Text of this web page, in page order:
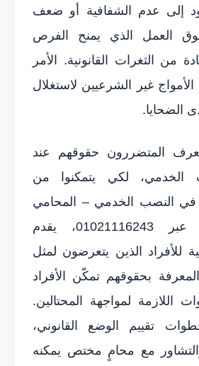
إلى عدم الشفافية أو ضعف
العمل الذي يمنح الفرص
من الثغرات القانونية. الأمر
غير الشرعيين لاستغلال
الضحايا.
المتضررون حقوقهم عند
الخدمي، لكي يتمكنوا من
في النصب الخدمي – المحامي
محمود شمس عبر 01021116243، يقدم
للأفراد الذين يتعرضون لمثل
بحقوقهم تمكّن الأفراد
اللازمة لمواجهة المحتالين.
تقييم الوضع القانوني،
والتشاور مع محامٍ مختص يمكنه